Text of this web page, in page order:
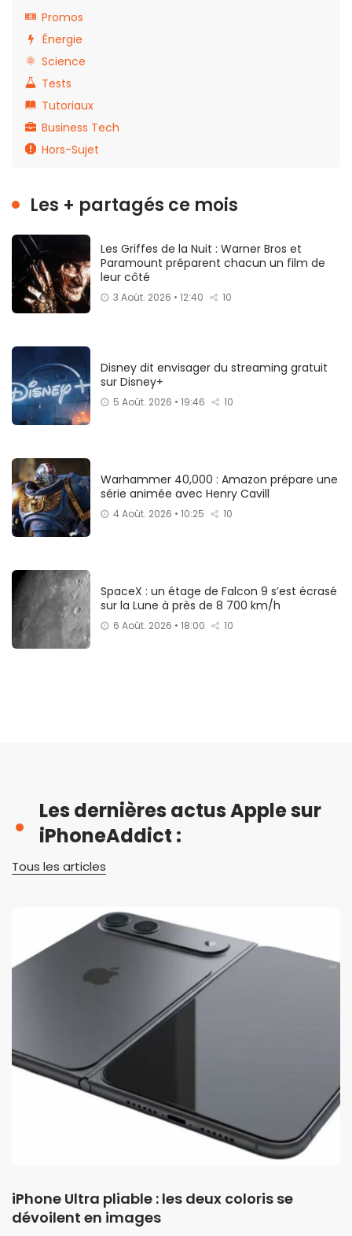
Promos
Énergie
Science
Tests
Tutoriaux
Business Tech
Hors-Sujet
Les + partagés ce mois
Les Griffes de la Nuit : Warner Bros et
Paramount préparent chacun un film de
leur côté
3 Août. 2026 • 12:40 10
Disney dit envisager du streaming gratuit
sur Disney+
5 Août. 2026 • 19:46 10
Warhammer 40,000 : Amazon prépare une
série animée avec Henry Cavill
4 Août. 2026 • 10:25 10
SpaceX : un étage de Falcon 9 s’est écrasé
sur la Lune à près de 8 700 km/h
6 Août. 2026 • 18:00 10
Les dernières actus Apple sur
iPhoneAddict :
Tous les articles
iPhone Ultra pliable : les deux coloris se
dévoilent en images